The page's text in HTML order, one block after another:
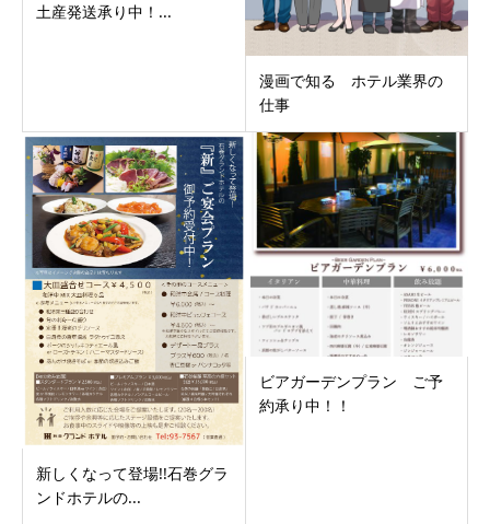
土産発送承り中！...
漫画で知る ホテル業界の
仕事
新しくなって登場!!石巻グラ
ンドホテルの...
ビアガーデンプラン ご予
約承り中！！